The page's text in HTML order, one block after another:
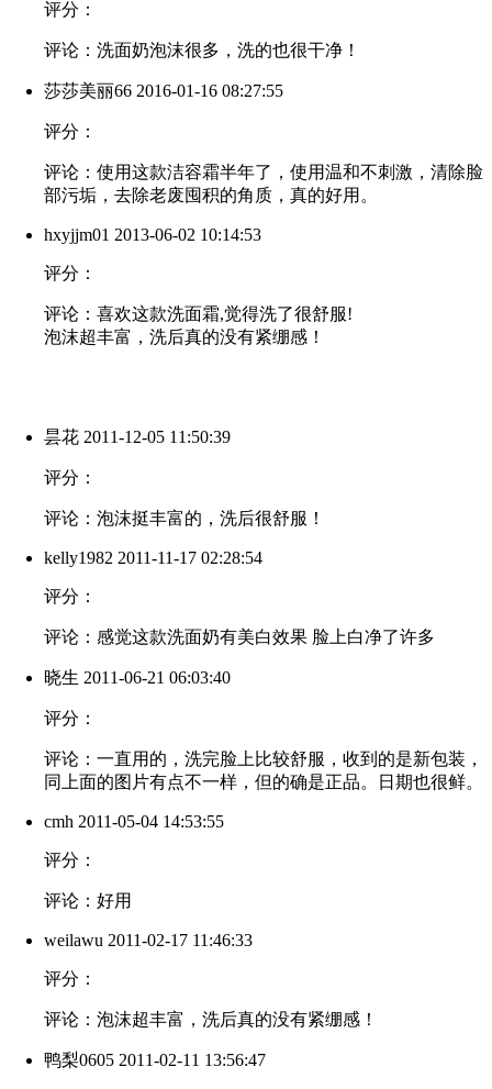
评分：
评论：洗面奶泡沫很多，洗的也很干净！
莎莎美丽66 2016-01-16 08:27:55
评分：
评论：使用这款洁容霜半年了，使用温和不刺激，清除脸
部污垢，去除老废囤积的角质，真的好用。
hxyjjm01 2013-06-02 10:14:53
评分：
评论：喜欢这款洗面霜,觉得洗了很舒服!
泡沫超丰富，洗后真的没有紧绷感！
昙花 2011-12-05 11:50:39
评分：
评论：泡沫挺丰富的，洗后很舒服！
kelly1982 2011-11-17 02:28:54
评分：
评论：感觉这款洗面奶有美白效果 脸上白净了许多
晓生 2011-06-21 06:03:40
评分：
评论：一直用的，洗完脸上比较舒服，收到的是新包装，
同上面的图片有点不一样，但的确是正品。日期也很鲜。
cmh 2011-05-04 14:53:55
评分：
评论：好用
weilawu 2011-02-17 11:46:33
评分：
评论：泡沫超丰富，洗后真的没有紧绷感！
鸭梨0605 2011-02-11 13:56:47